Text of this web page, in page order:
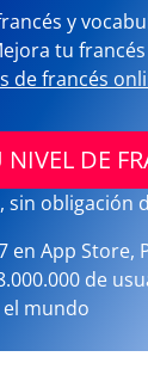
y
tu
de francés
NIVEL DE
sin obligación
en App Store,
de
el mundo